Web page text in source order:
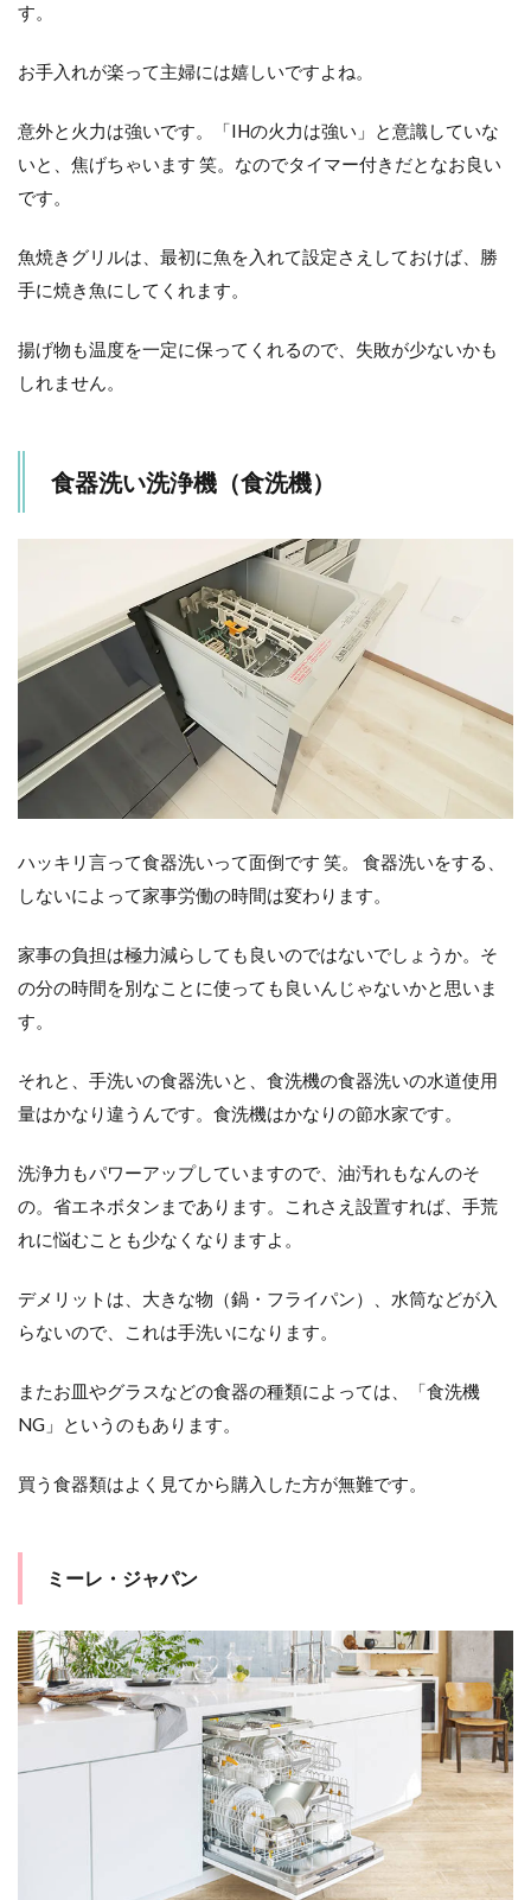
す。
お手入れが楽って主婦には嬉しいですよね。
意外と火力は強いです。「IHの火力は強い」と意識していな
いと、焦げちゃいます 笑。なのでタイマー付きだとなお良い
です。
魚焼きグリルは、最初に魚を入れて設定さえしておけば、勝
手に焼き魚にしてくれます。
揚げ物も温度を一定に保ってくれるので、失敗が少ないかも
しれません。
食器洗い洗浄機（食洗機）
ハッキリ言って食器洗いって面倒です 笑。 食器洗いをする、
しないによって家事労働の時間は変わります。
家事の負担は極力減らしても良いのではないでしょうか。そ
の分の時間を別なことに使っても良いんじゃないかと思いま
す。
それと、手洗いの食器洗いと、食洗機の食器洗いの水道使用
量はかなり違うんです。食洗機はかなりの節水家です。
洗浄力もパワーアップしていますので、油汚れもなんのそ
の。省エネボタンまであります。これさえ設置すれば、手荒
れに悩むことも少なくなりますよ。
デメリットは、大きな物（鍋・フライパン）、水筒などが入
らないので、これは手洗いになります。
またお皿やグラスなどの食器の種類によっては、「食洗機
NG」というのもあります。
買う食器類はよく見てから購入した方が無難です。
ミーレ・ジャパン